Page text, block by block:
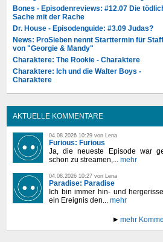
Bones - Episodenreviews: #12.07 Die
Sache mit der Rache
Dr. House - Episodenguide: #3.09 Judas?
News: ProSieben nennt Starttermin für
von "Georgie & Mandy"
Charaktere: The Rookie - Charaktere
Charaktere: Ich und die Walter Boys -
Charaktere
AKTUELLE KOMMENTARE
04.08.2026 10:29 von Lena
Furious: Furious
Ja, die neueste Episode war
schon zu streamen,... mehr
04.08.2026 10:27 von Lena
Paradise: Paradise
Ich bin immer hin- und
ein Ereignis den... mehr
mehr